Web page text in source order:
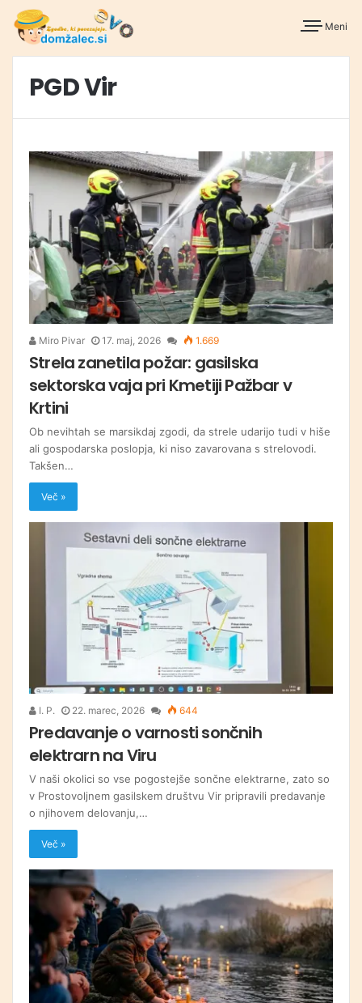
Meni
PGD Vir
Miro Pivar 17. maj, 2026 1.669
Strela zanetila požar: gasilska
sektorska vaja pri Kmetiji Pažbar v
Krtini
Ob nevihtah se marsikdaj zgodi, da strele udarijo tudi v hiše
ali gospodarska poslopja, ki niso zavarovana s strelovodi.
Takšen…
Več »
I. P. 22. marec, 2026 644
Predavanje o varnosti sončnih
elektrarn na Viru
V naši okolici so vse pogostejše sončne elektrarne, zato so
v Prostovoljnem gasilskem društvu Vir pripravili predavanje
o njihovem delovanju,…
Več »